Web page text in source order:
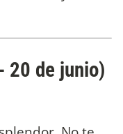
20 de junio)